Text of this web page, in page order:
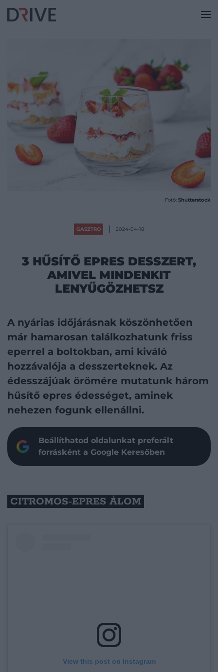
Fotó: Shutterstock
GASZTRO 2024-04-18
3 HŰSÍTŐ EPRES DESSZERT,
AMIVEL MINDENKIT
LENYŰGÖZHETSZ
A nyárias időjárásnak köszönhetően
már hamarosan találkozhatunk friss
eperrel a boltokban, ami kiváló
hozzávalója a desszerteknek. Az
édesszájúak örömére mutatunk három
hűsítő epres édességet, aminek
nehezen fogunk ellenállni.
Beállíthatod oldalunkat preferált
forrásként a Google Keresőben
CITROMOS-EPRES ÁLOM
View this post on Instagram